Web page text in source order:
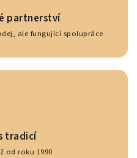
partnerství
ale fungující spolupráce
tradicí
od roku 1990